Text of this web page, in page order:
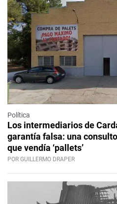
Política
Los intermediarios de
garantía falsa: una
que vendía ‘pallets’
POR GUILLERMO DRAPER